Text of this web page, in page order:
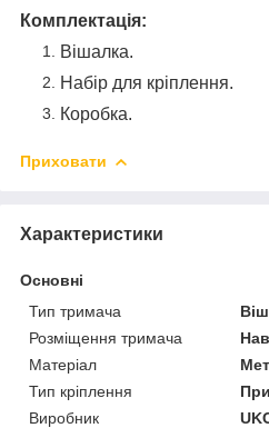
Комплектація:
Вішалка.
Набір для кріплення.
Коробка.
Приховати
Характеристики
Основні
Тип тримача
Розміщення тримача
Матеріал
Тип кріплення
Виробник